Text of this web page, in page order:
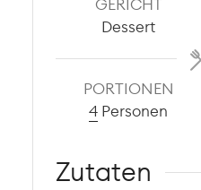
GERICHT
Dessert
PORTIONEN
4 Personen
Zutaten